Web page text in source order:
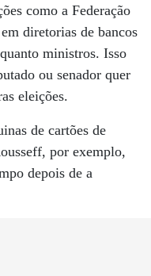
como a Federação
diretorias de bancos
ministros. Isso
ou senador quer
eleições.
de cartões de
por exemplo,
depois de a